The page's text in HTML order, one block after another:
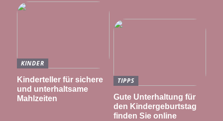
KINDER
Kinderteller für sichere
und unterhaltsame
Mahlzeiten
TIPPS
Gute Unterhaltung für
den Kindergeburtstag
finden Sie online